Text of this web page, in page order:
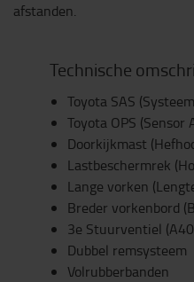
afstanden.
Technische
Toyota SAS
Toyota OPS
Doorkijkmast
Lastbeschermrek
Lange vorken
Breder vorkenbord
3e Stuurventiel
Dubbel remsysteem
Volrubberbanden